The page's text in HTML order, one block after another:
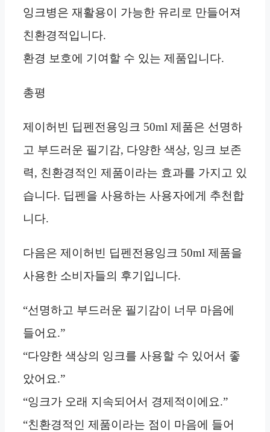
잉크병은 재활용이 가능한 유리로 만들어져
친환경적입니다.
환경 보호에 기여할 수 있는 제품입니다.
총평
제이허빈 딥펜전용잉크 50ml 제품은 선명하
고 부드러운 필기감, 다양한 색상, 잉크 보존
력, 친환경적인 제품이라는 효과를 가지고 있
습니다. 딥펜을 사용하는 사용자에게 추천합
니다.
다음은 제이허빈 딥펜전용잉크 50ml 제품을
사용한 소비자들의 후기입니다.
“선명하고 부드러운 필기감이 너무 마음에
들어요.”
“다양한 색상의 잉크를 사용할 수 있어서 좋
았어요.”
“잉크가 오래 지속되어서 경제적이에요.”
“친환경적인 제품이라는 점이 마음에 들어